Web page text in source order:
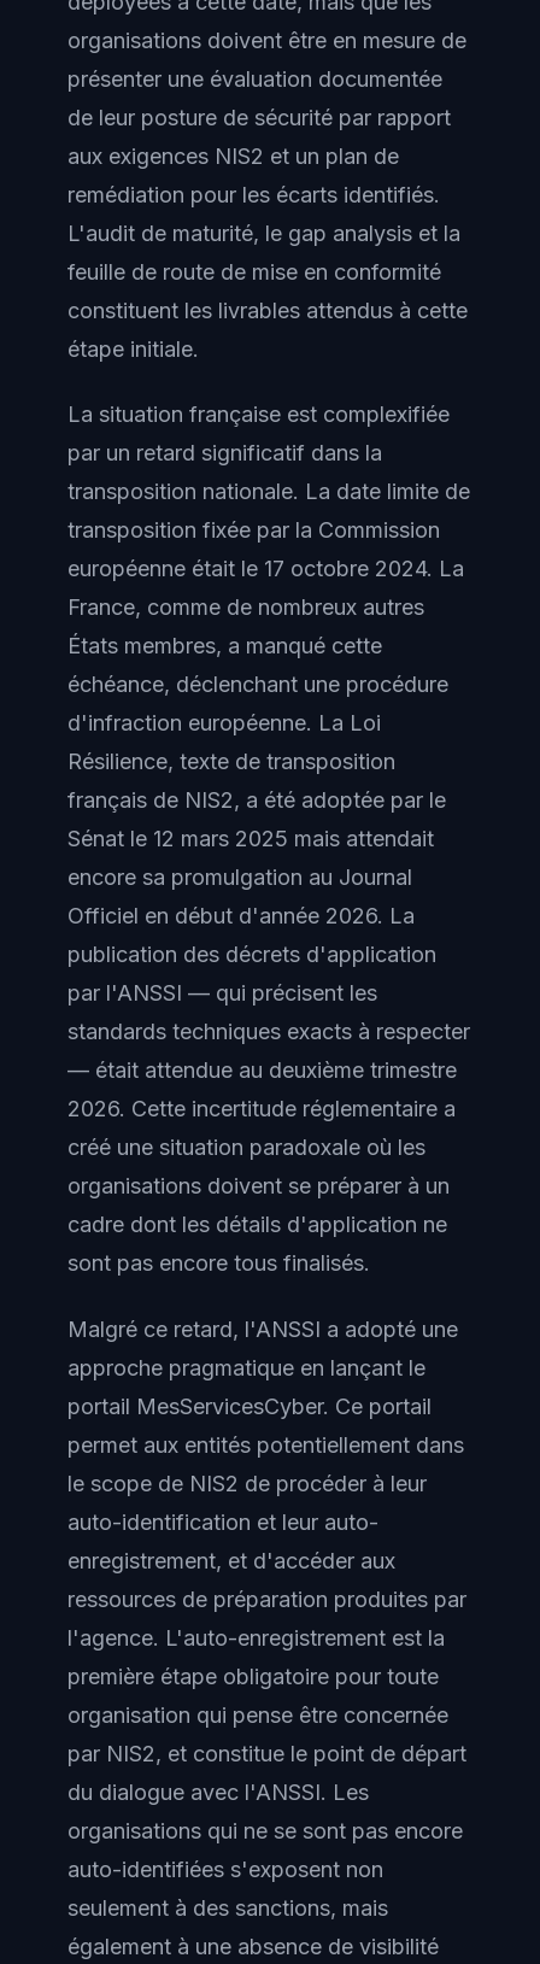
organisations doivent être en mesure de
présenter une évaluation documentée
de leur posture de sécurité par rapport
aux exigences NIS2 et un plan de
remédiation pour les écarts identifiés.
L'audit de maturité, le gap analysis et la
feuille de route de mise en conformité
constituent les livrables attendus à cette
étape initiale.
La situation française est complexifiée
par un retard significatif dans la
transposition nationale. La date limite de
transposition fixée par la Commission
européenne était le 17 octobre 2024. La
France, comme de nombreux autres
États membres, a manqué cette
échéance, déclenchant une procédure
d'infraction européenne. La Loi
Résilience, texte de transposition
français de NIS2, a été adoptée par le
Sénat le 12 mars 2025 mais attendait
encore sa promulgation au Journal
Officiel en début d'année 2026. La
publication des décrets d'application
par l'ANSSI — qui précisent les
standards techniques exacts à respecter
— était attendue au deuxième trimestre
2026. Cette incertitude réglementaire a
créé une situation paradoxale où les
organisations doivent se préparer à un
cadre dont les détails d'application ne
sont pas encore tous finalisés.
Malgré ce retard, l'ANSSI a adopté une
approche pragmatique en lançant le
portail MesServicesCyber. Ce portail
permet aux entités potentiellement dans
le scope de NIS2 de procéder à leur
auto-identification et leur auto-
enregistrement, et d'accéder aux
ressources de préparation produites par
l'agence. L'auto-enregistrement est la
première étape obligatoire pour toute
organisation qui pense être concernée
par NIS2, et constitue le point de départ
du dialogue avec l'ANSSI. Les
organisations qui ne se sont pas encore
auto-identifiées s'exposent non
seulement à des sanctions, mais
également à une absence de visibilité